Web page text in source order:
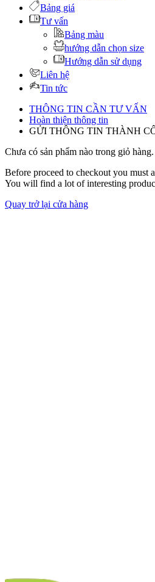
Bảng giá
Tư vấn
Bảng màu
hướng dẫn chọn size
Hướng dẫn sử dụng
Liên hệ
Tin tức
THÔNG TIN CẦN TƯ VẤN
Hoàn thiện thông tin
GỬI THÔNG TIN THÀNH
Chưa có sản phẩm nào trong giỏ hàng.
Before proceed to checkout you must
You will find a lot of interesting
Quay trở lại cửa hàng